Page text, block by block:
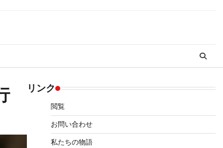
リンク
閲覧
お問い合わせ
私たちの物語